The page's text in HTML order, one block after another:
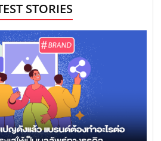
STORIES